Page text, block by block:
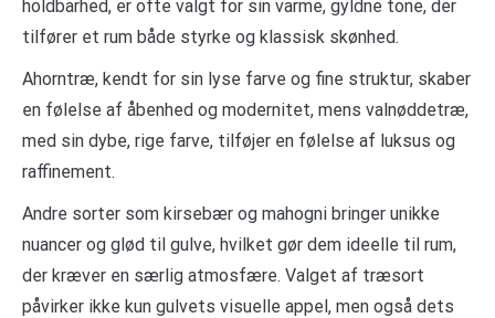
holdbarhed, er ofte valgt for sin varme, gyldne tone, der
tilfører et rum både styrke og klassisk skønhed.
Ahorntræ, kendt for sin lyse farve og fine struktur, skaber
en følelse af åbenhed og modernitet, mens valnøddetræ,
med sin dybe, rige farve, tilføjer en følelse af luksus og
raffinement.
Andre sorter som kirsebær og mahogni bringer unikke
nuancer og glød til gulve, hvilket gør dem ideelle til rum,
der kræver en særlig atmosfære. Valget af træsort
påvirker ikke kun gulvets visuelle appel, men også dets